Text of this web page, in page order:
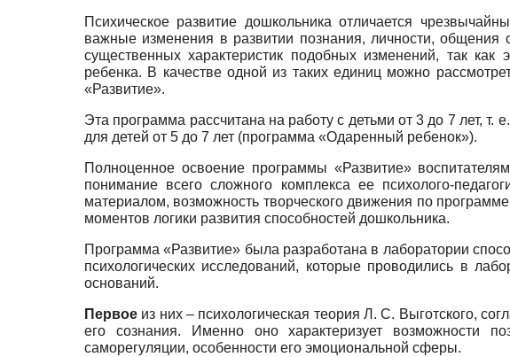
Психическое развитие дошкольника отличается
важные изменения в развитии познания, личности, общения
существенных характеристик подобных изменений, так
ребенка. В качестве одной из таких единиц можно
«Развитие».
Эта программа рассчитана на работу с детьми от 3 до 7 лет,
для детей от 5 до 7 лет (программа «Одаренный ребенок»).
Полноценное освоение программы «Развитие»
понимание всего сложного комплекса ее психолого-
материалом, возможность творческого движения по
моментов логики развития способностей дошкольника.
Программа «Развитие» была разработана в лаборатории
психологических исследований, которые проводились в
оснований.
Первое из них – психологическая теория Л. С. Выготского,
его сознания. Именно оно характеризует возможности
саморегуляции, особенности его эмоциональной сферы.